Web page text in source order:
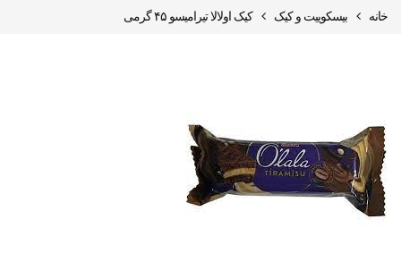
خانه بیسکوییت و کیک کیک اولالا تیرامیسو ۴۵ گرمی